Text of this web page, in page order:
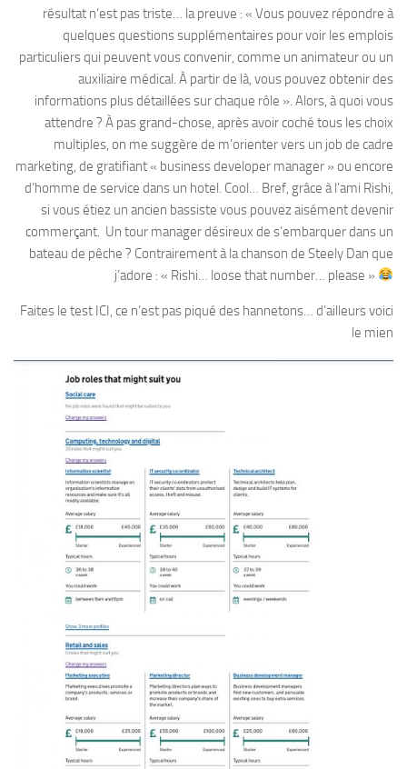
résultat n’est pas triste… la preuve : « Vous pouvez répondre à
quelques questions supplémentaires pour voir les emplois
particuliers qui peuvent vous convenir, comme un animateur ou un
auxiliaire médical. À partir de là, vous pouvez obtenir des
informations plus détaillées sur chaque rôle ». Alors, à quoi vous
attendre ? À pas grand-chose, après avoir coché tous les choix
multiples, on me suggère de m’orienter vers un job de cadre
marketing, de gratifiant « business developer manager » ou encore
d’homme de service dans un hotel. Cool… Bref, grâce à l’ami Rishi,
si vous étiez un ancien bassiste vous pouvez aisément devenir
commerçant. Un tour manager désireux de s’embarquer dans un
bateau de pêche ? Contrairement à la chanson de Steely Dan que
j’adore : « Rishi… loose that number… please »
Faites le test ICI, ce n’est pas piqué des hannetons… d’ailleurs voici
le mien